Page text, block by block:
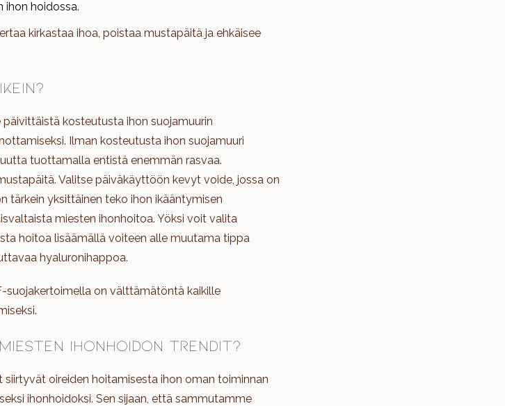
ihon hoidossa.
kirkastaa ihoa, poistaa mustapäitä ja ehkäisee
kosteutusta ihon suojamuurin
Ilman kosteutusta ihon suojamuuri
tuottamalla entistä enemmän rasvaa.
Valitse päiväkäyttöön kevyt voide, jossa on
tärkein yksittäinen teko ihon ikääntymisen
miesten ihonhoitoa. Yöksi voit valita
hoitoa lisäämällä voiteen alle muutama tippa
hyaluronihappoa.
suojakertoimella on välttämätöntä kaikille
ihonhoidon trendit?
oireiden hoitamisesta ihon oman toiminnan
ihonhoidoksi. Sen sijaan, että sammutamme